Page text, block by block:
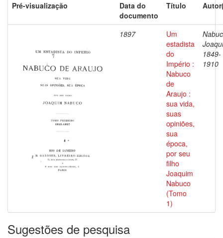
Pré-visualização
Data do
documento
Título
1897
Um
estadista
do
Império :
Nabuco
de
Araujo :
sua vida,
suas
opiniões,
sua
época,
por seu
filho
Joaquim
Nabuco
(Tomo
1)
1849-
1910
Sugestões de pesquisa